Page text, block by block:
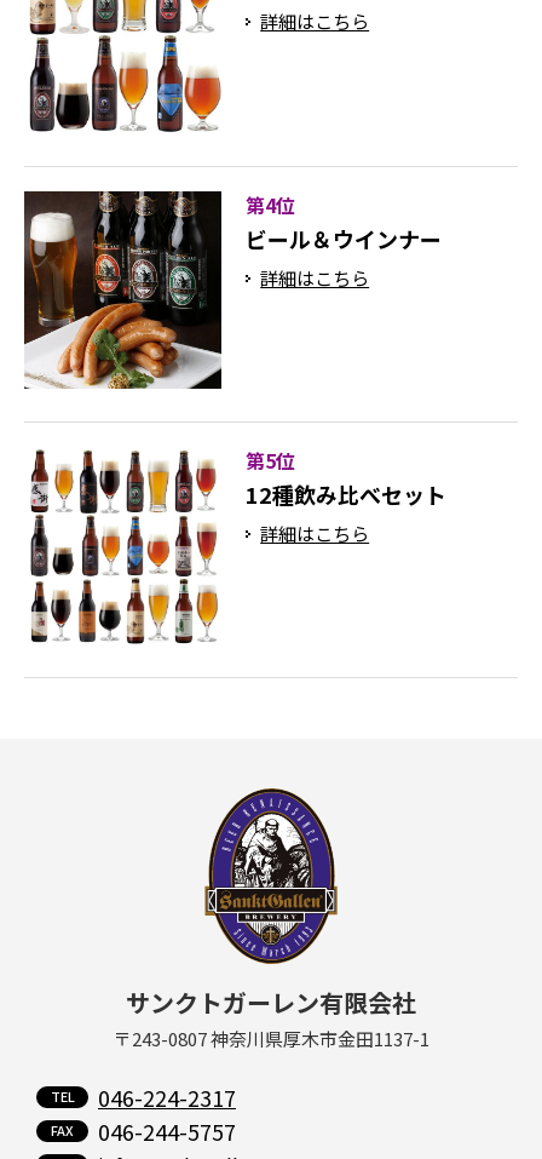
詳細はこちら
第4位
ビール＆ウインナー
詳細はこちら
第5位
12種飲み比べセット
詳細はこちら
サンクトガーレン有限会社
〒243-0807 神奈川県厚木市金田1137-1
046-224-2317
046-244-5757